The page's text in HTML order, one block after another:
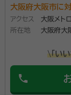
大阪府大阪市に
アクセス
大阪メト
所在地
大阪府大阪
\「い
phone